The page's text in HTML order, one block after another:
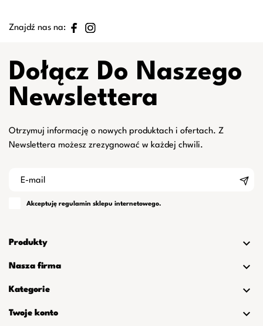
Znajdź nas na:
Dołącz Do Naszego
Newslettera
Otrzymuj informację o nowych produktach i ofertach. Z
Newslettera możesz zrezygnować w każdej chwili.
Akceptuję regulamin sklepu internetowego.
Produkty 
Nasza firma 
Kategorie 
Twoje konto 